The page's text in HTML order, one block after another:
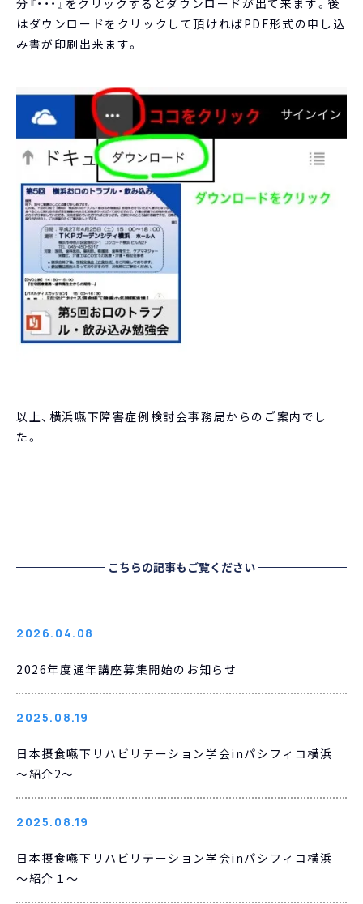
分『・・・』をクリックするとダウンロードが出て来ます。後
はダウンロードをクリックして頂ければPDF形式の申し込
み書が印刷出来ます。
以上、横浜嚥下障害症例検討会事務局からのご案内でし
た。
こちらの記事もご覧ください
2026.04.08
2026年度通年講座募集開始のお知らせ
2025.08.19
日本摂食嚥下リハビリテーション学会inパシフィコ横浜
～紹介2～
2025.08.19
日本摂食嚥下リハビリテーション学会inパシフィコ横浜
～紹介１～